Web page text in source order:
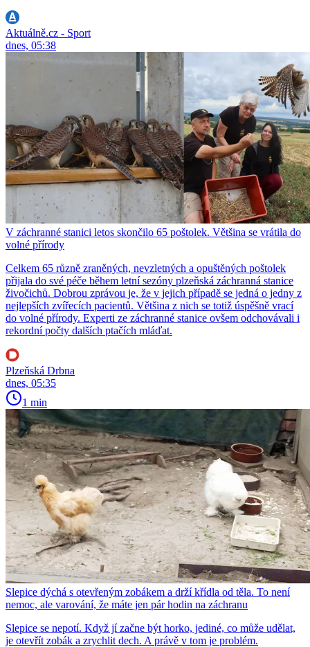
Aktuálně.cz - Sport
dnes, 05:38
V záchranné stanici letos skončilo 65 poštolek. Většina se vrátila do
volné přírody
Celkem 65 různě zraněných, nevzletných a opuštěných poštolek
přijala do své péče během letní sezóny plzeňská záchranná stanice
živočichů. Dobrou zprávou je, že v jejich případě se jedná o jedny z
nejlepších zvířecích pacientů. Většina z nich se totiž úspěšně vrací
do volné přírody. Experti ze záchranné stanice ovšem odchovávali i
rekordní počty dalších ptačích mláďat.
Plzeňská Drbna
dnes, 05:35
1 min
Slepice dýchá s otevřeným zobákem a drží křídla od těla. To není
nemoc, ale varování, že máte jen pár hodin na záchranu
Slepice se nepotí. Když jí začne být horko, jediné, co může udělat,
je otevřít zobák a zrychlit dech. A právě v tom je problém.